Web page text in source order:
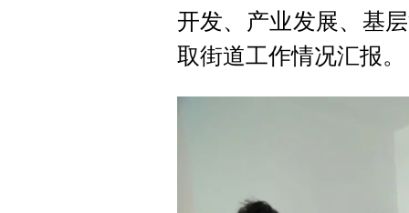
开发、产业发展、基
取街道工作情况汇报。